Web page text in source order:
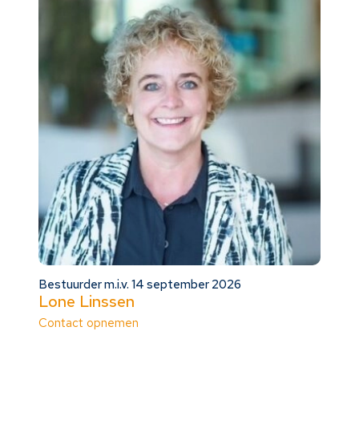
Bestuurder m.i.v. 14 september 2026
Lone Linssen
Contact opnemen